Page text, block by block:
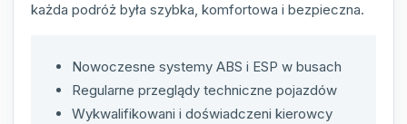
każda podróż była szybka, komfortowa i bezpieczna.
Nowoczesne systemy ABS i ESP w busach
Regularne przeglądy techniczne pojazdów
Wykwalifikowani i doświadczeni kierowcy